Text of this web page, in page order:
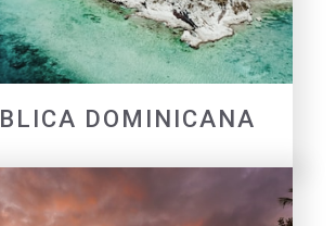
DOMINICANA